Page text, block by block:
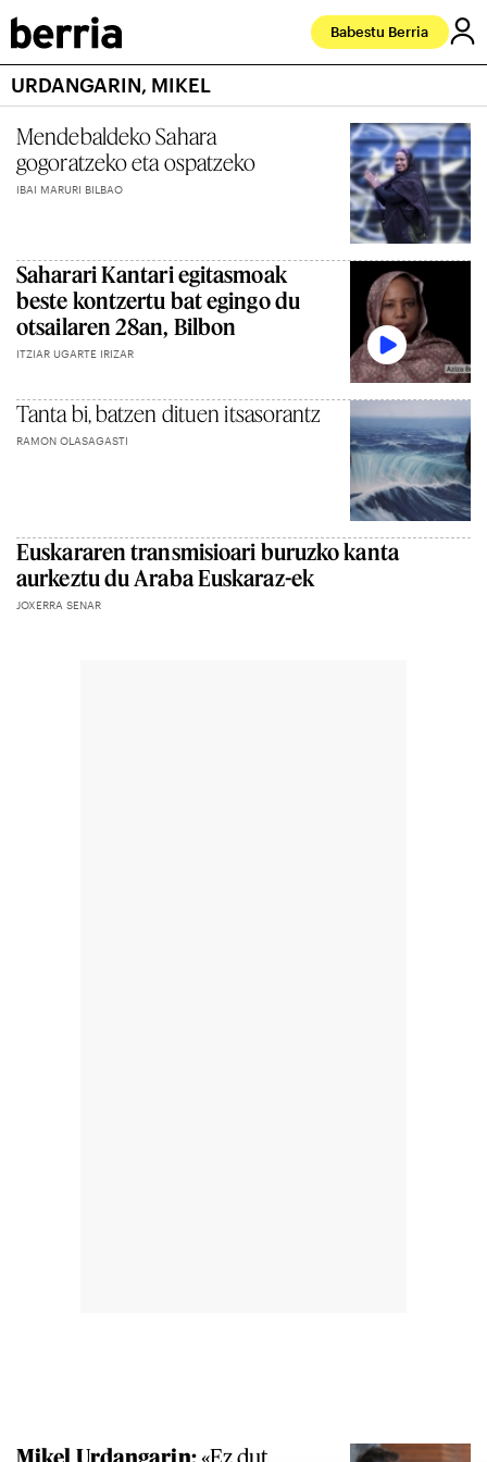
Babestu Berria
URDANGARIN, MIKEL
Mendebaldeko Sahara
gogoratzeko eta ospatzeko
IBAI MARURI BILBAO
Saharari Kantari egitasmoak
beste kontzertu bat egingo du
otsailaren 28an, Bilbon
ITZIAR UGARTE IRIZAR
Tanta bi, batzen dituen itsasorantz
RAMON OLASAGASTI
Euskararen transmisioari buruzko kanta
aurkeztu du Araba Euskaraz-ek
JOXERRA SENAR
Mikel Urdangarin:«Ez dut